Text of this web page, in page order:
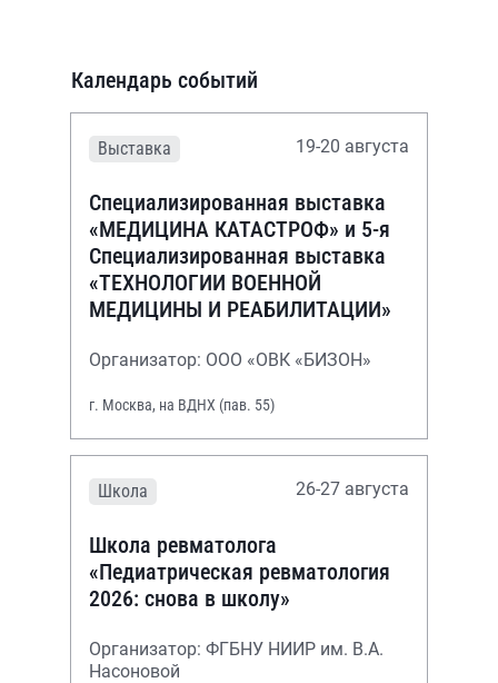
Календарь событий
Выставка 19-20 августа
Специализированная выставка
«МЕДИЦИНА КАТАСТРОФ» и 5-я
Специализированная выставка
«ТЕХНОЛОГИИ ВОЕННОЙ
МЕДИЦИНЫ И РЕАБИЛИТАЦИИ»
Организатор: ООО «ОВК «БИЗОН»
г. Москва, на ВДНХ (пав. 55)
Школа 26-27 августа
Школа ревматолога
«Педиатрическая ревматология
2026: снова в школу»
Организатор: ФГБНУ НИИР им. В.А.
Насоновой